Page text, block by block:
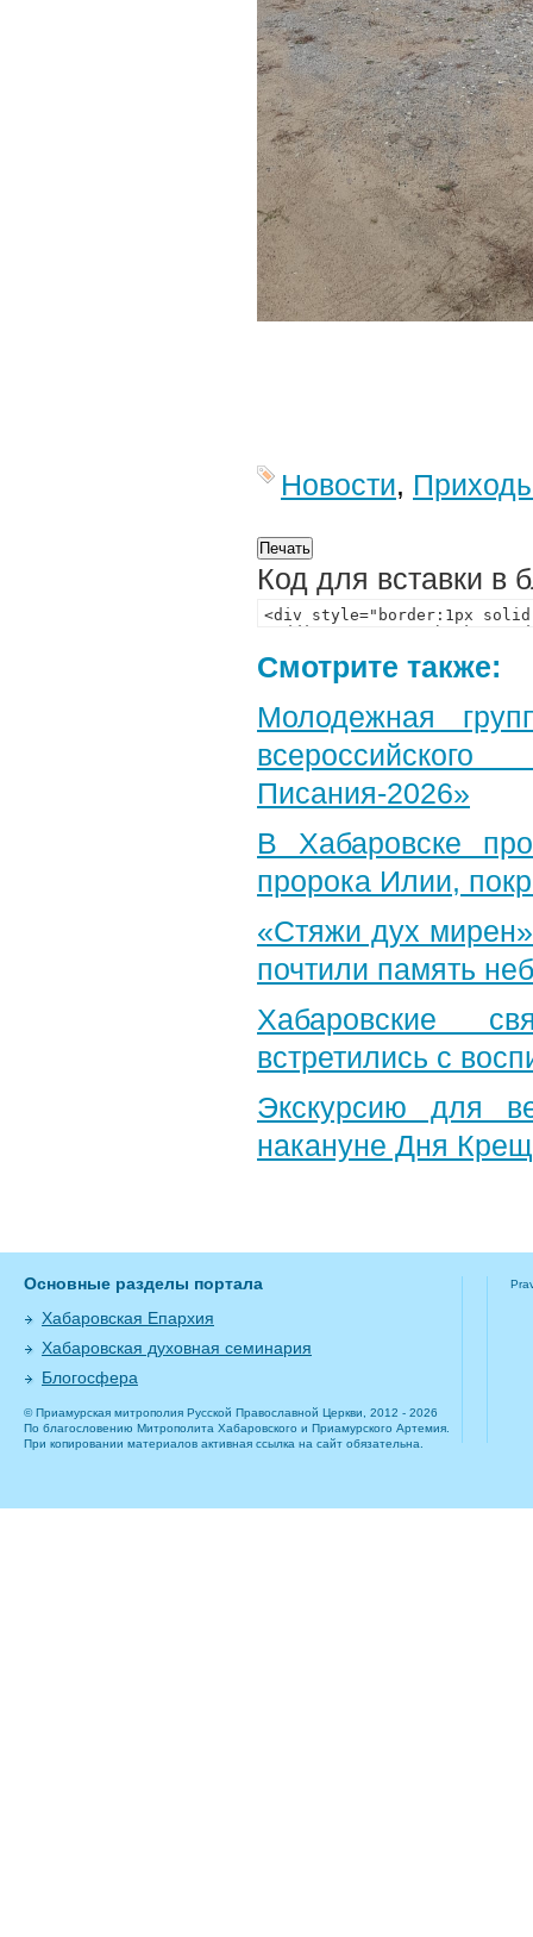
Новости,
Код для вставки в
Смотрите также:
Молодежная
Писания-2026»
В Хабаровске
пророка Илии,
«Стяжи дух
почтили память
Хабаровские
встретились с
Экскурсию для
накануне Дня
Основные разделы портала
Хабаровская Епархия
Хабаровская духовная семинария
Блогосфера
© Приамурская митрополия Русской Православной Церкви, 2012 - 2026
По благословению Митрополита Хабаровского и Приамурского Артемия.
При копировании материалов активная ссылка на сайт обязательна.